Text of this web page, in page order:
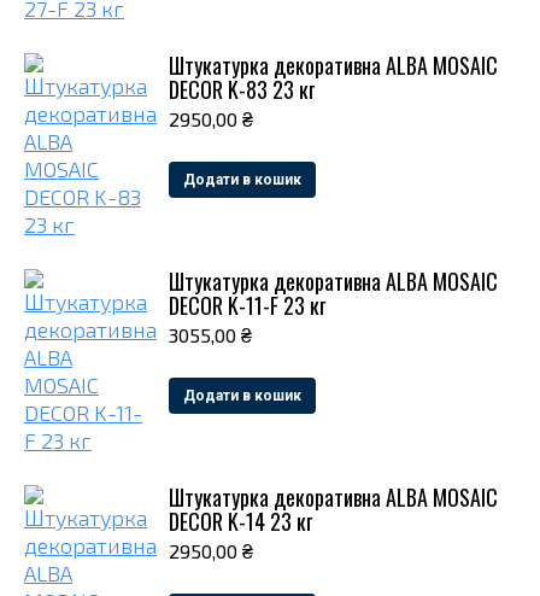
Штукатурка декоративна ALBA MOSAIC
DECOR K-83 23 кг
2950,00 ₴
Додати в кошик
Штукатурка декоративна ALBA MOSAIC
DECOR K-11-F 23 кг
3055,00 ₴
Додати в кошик
Штукатурка декоративна ALBA MOSAIC
DECOR K-14 23 кг
2950,00 ₴